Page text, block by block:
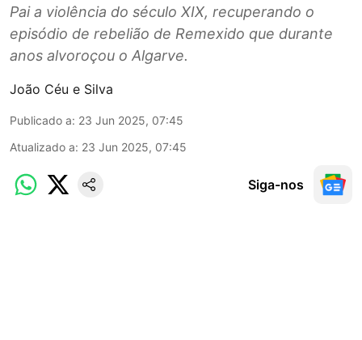
Pai a violência do século XIX, recuperando o
episódio de rebelião de Remexido que durante
anos alvoroçou o Algarve.
João Céu e Silva
Publicado a: 23 Jun 2025, 07:45
Atualizado a: 23 Jun 2025, 07:45
Siga-nos